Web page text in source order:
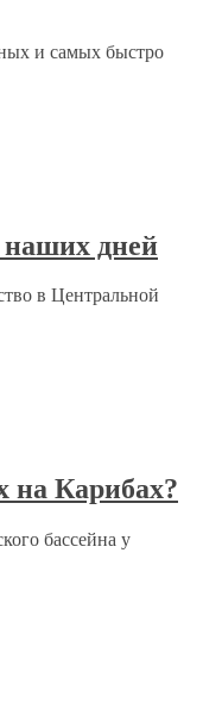
и самых быстро
наших дней
в Центральной
на Карибах?
бассейна у